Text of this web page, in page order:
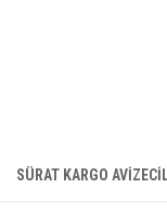
SÜRAT KARGO